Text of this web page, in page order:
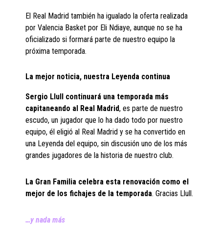
El Real Madrid también ha igualado la oferta realizada
por Valencia Basket por Eli Ndiaye, aunque no se ha
oficializado si formará parte de nuestro equipo la
próxima temporada.
La mejor noticia, nuestra Leyenda continua
Sergio Llull continuará una temporada más
capitaneando al Real Madrid, es parte de nuestro
escudo, un jugador que lo ha dado todo por nuestro
equipo, él eligió al Real Madrid y se ha convertido en
una Leyenda del equipo, sin discusión uno de los más
grandes jugadores de la historia de nuestro club.
La Gran Familia celebra esta renovación como el
mejor de los fichajes de la temporada. Gracias Llull.
…y nada más